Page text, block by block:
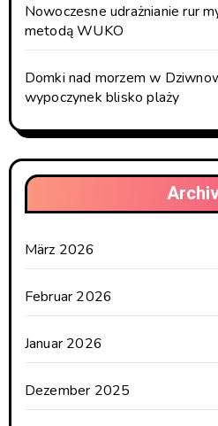
Nowoczesne udrażnianie rur
metodą WUKO
Domki nad morzem w
wypoczynek blisko plaży
März 2026
Februar 2026
Januar 2026
Dezember 2025